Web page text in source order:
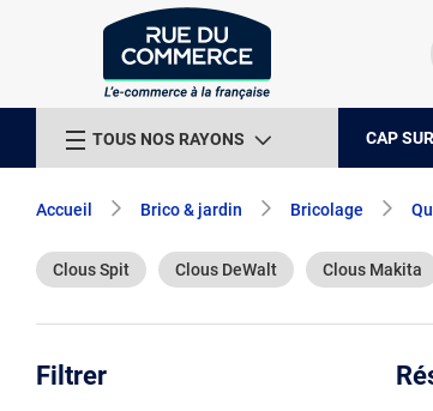
TOUS NOS RAYONS CAP
Accueil Brico & jardin Bricolage
Clous Spit Clous DeWalt Clous Makita
Filtrer